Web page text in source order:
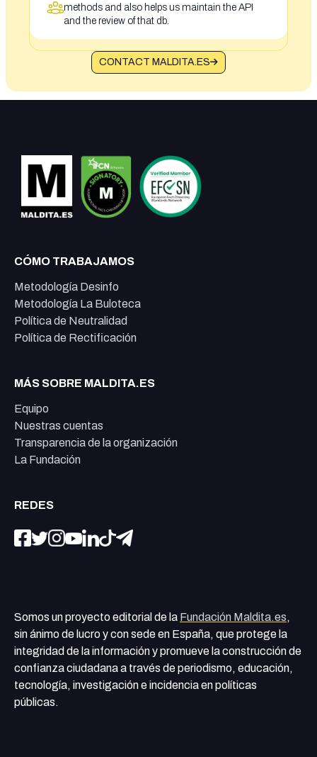
methods and also helps us maintain the API
and the review of that db.
CONTACT MALDITA.ES
CÓMO TRABAJAMOS
Metodología Desinfo
Metodología La Buloteca
Política de Neutralidad
Política de Rectificación
MÁS SOBRE MALDITA.ES
Equipo
Nuestras cuentas
Transparencia de la organización
La Fundación
REDES
Somos un proyecto editorial de la Fundación Maldita.es,
sin ánimo de lucro y con sede en España, que protege la
integridad de la información y promueve la construcción de
confianza ciudadana a través de periodismo, educación,
tecnología, investigación e incidencia en políticas
públicas.